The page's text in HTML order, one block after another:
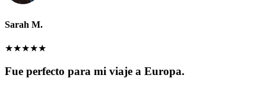
Sarah M.
★★★★★
Fue perfecto para mi viaje a Europa.